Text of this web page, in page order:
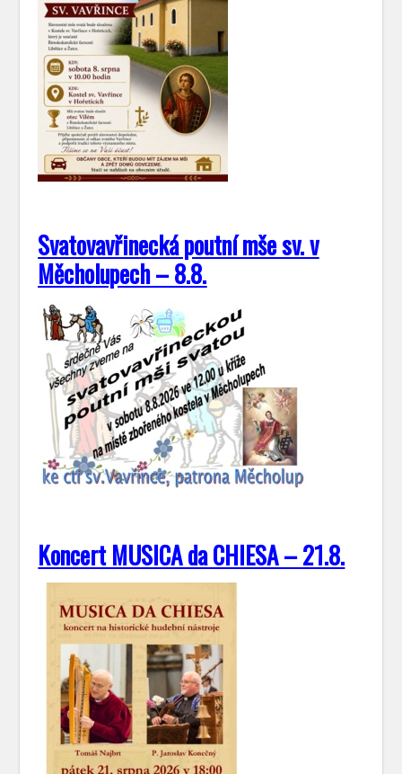
Svatovavřinecká poutní mše sv. v
Měcholupech – 8.8.
Koncert MUSICA da CHIESA – 21.8.